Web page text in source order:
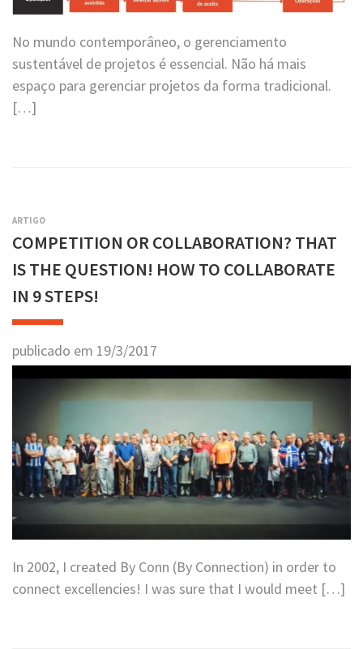
No mundo contemporâneo, o gerenciamento
sustentável de projetos é essencial. Não há mais
espaço para gerenciar projetos da forma tradicional.
[…]
ARTIGO
COMPETITION OR COLLABORATION? THAT
IS THE QUESTION! HOW TO COLLABORATE
IN 9 STEPS!
publicado em 19/3/2017
In 2002, I created By Conn (By Connection) in order to
connect excellencies! I was sure that I would meet […]